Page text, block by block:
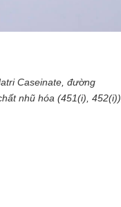
Caseinate, đường
nhũ hóa (451(i), 452(i)),